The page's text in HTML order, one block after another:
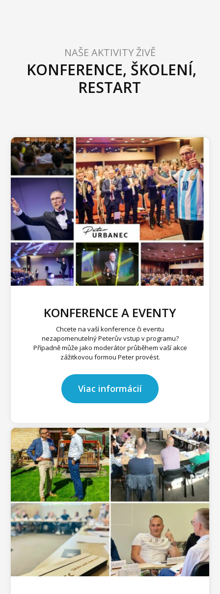
NAŠE AKTIVITY ŽIVĚ
KONFERENCE, ŠKOLENÍ,
RESTART
KONFERENCE A EVENTY
Chcete na vaší konference či eventu
nezapomenutelný Peterův vstup v programu?
Případně může jako moderátor průběhem vaší akce
zážitkovou formou Peter provést.
Viac informácií